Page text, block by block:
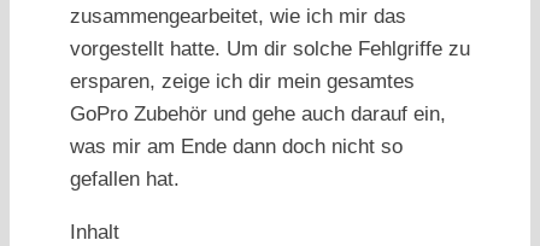
zusammengearbeitet, wie ich mir das
vorgestellt hatte. Um dir solche Fehlgriffe zu
ersparen, zeige ich dir mein gesamtes
GoPro Zubehör und gehe auch darauf ein,
was mir am Ende dann doch nicht so
gefallen hat.
Inhalt